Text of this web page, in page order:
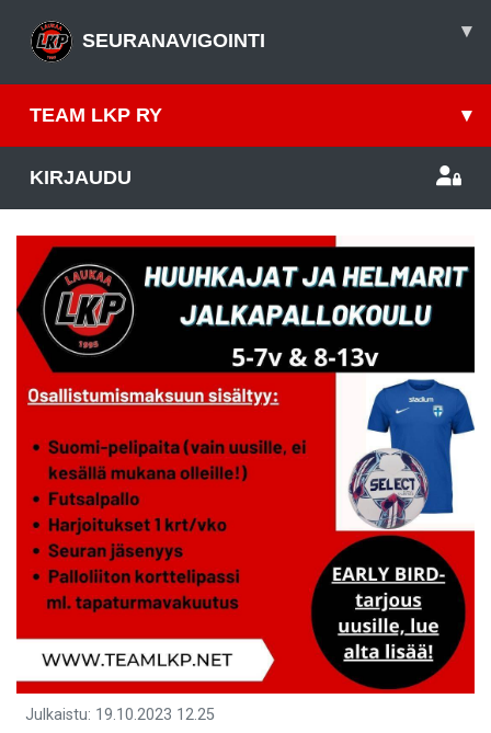
SEURANAVIGOINTI ▾
TEAM LKP RY ▾
KIRJAUDU
Julkaistu: 19.10.2023 12.25